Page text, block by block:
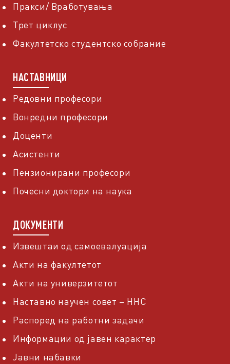
Пракси/ Вработувања
Трет циклус
Факултетско студентско собрание
НАСТАВНИЦИ
Редовни професори
Вонредни професори
Доценти
Асистенти
Пензионирани професори
Почесни доктори на наука
ДОКУМЕНТИ
Извештаи од самоевалуација
Акти на факултетот
Акти на универзитетот
Наставно научен совет – ННС
Распоред на работни задачи
Информации од јавен карактер
Јавни набавки